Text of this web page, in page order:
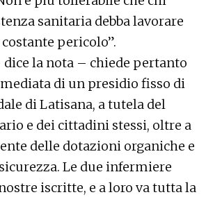
sanitaria debba lavorare
pericolo”.
la nota – chiede pertanto
di un presidio fisso di
di Latisana, a tutela del
e dei cittadini stessi, oltre a
delle dotazioni organiche e
Le due infermiere
iscritte, e a loro va tutta la